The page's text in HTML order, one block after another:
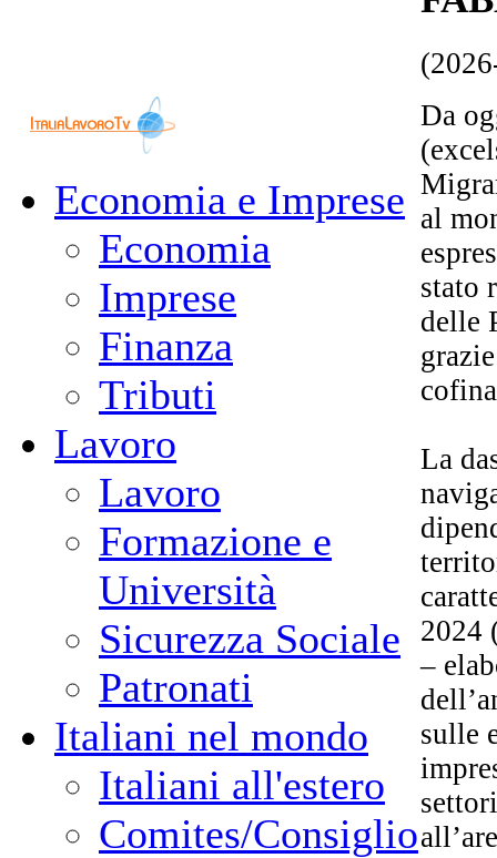
Economia e Imprese
Economia
Imprese
Finanza
Tributi
Lavoro
Lavoro
Formazione e
Università
Sicurezza Sociale
Patronati
Italiani nel mondo
Italiani all'estero
Comites/Consiglio
Da
al
stato
delle
La
2024
–
sulle